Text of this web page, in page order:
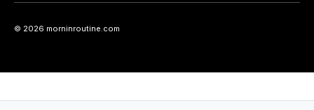
© 2026 morninroutine.com